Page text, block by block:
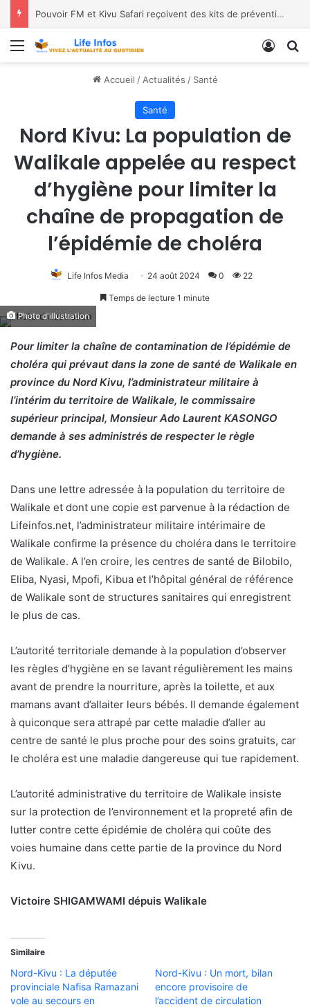
Pouvoir FM et Kivu Safari reçoivent des kits de prévention
Menu
Accueil / Actualités / Santé
Santé
Nord Kivu: La population de
Walikale appelée au respect
d’hygiène pour limiter la
chaîne de propagation de
l’épidémie de choléra
Life Infos Media 24 août 2024 0 22
Temps de lecture 1 minute
Photo d'illustration
Pour limiter la chaîne de contamination de l’épidémie de
choléra qui prévaut dans la zone de santé de Walikale en
province du Nord Kivu, l’administrateur militaire à
l’intérim du territoire de Walikale, le commissaire
supérieur principal, Monsieur Ado Laurent KASONGO
demande à ses administrés de respecter le règle
d’hygiène.
Dans une lettre adressée à la population du territoire de
Walikale et dont une copie est parvenue à la rédaction de
Lifeinfos.net, l’administrateur militaire intérimaire de
Walikale confirme la présence du choléra dans le territoire
de Walikale. A l’en croire, les centres de santé de Bilobilo,
Eliba, Nyasi, Mpofi, Kibua et l’hôpital général de référence
de Walikale sont de structures sanitaires qui enregistrent
le plus de cas.
L’autorité territoriale demande à la population d’observer
les règles d’hygiène en se lavant régulièrement les mains
avant de prendre la nourriture, après la toilette, et aux
mamans avant d’allaiter leurs bébés. Il demande également
à quiconque sera attrapé par cette maladie d’aller au
centre de santé le plus proche pour des soins gratuits, car
le choléra est une maladie dangereuse qui tue rapidement.
L’autorité administrative du territoire de Walikale insiste
sur la protection de l’environnement et la propreté afin de
lutter contre cette épidémie de choléra qui coûte des
voies humaine dans cette partie de la province du Nord
Kivu.
Victoire SHIGAMWAMI dépuis Walikale
Similaire
Nord-Kivu : La députée
provinciale Nafisa Ramazani
vole au secours en
Nord-Kivu : Un mort, bilan
encore provisoire de
l’accident de circulation